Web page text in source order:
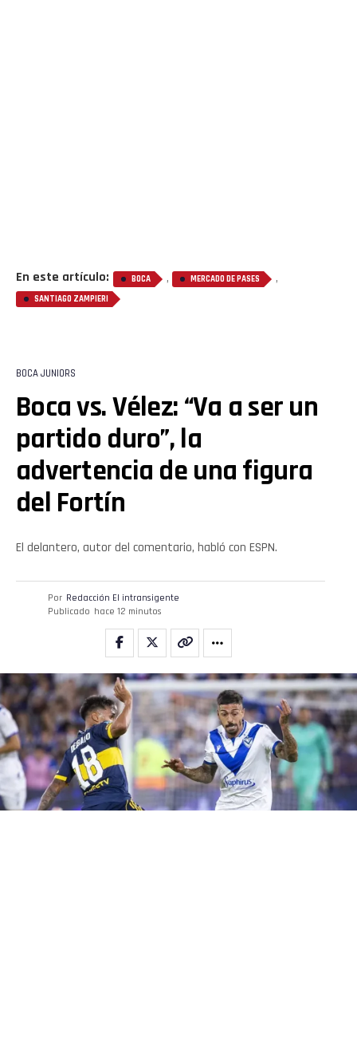
En este artículo: BOCA , MERCADO DE PASES ,
SANTIAGO ZAMPIERI
BOCA JUNIORS
Boca vs. Vélez: “Va a ser un
partido duro”, la
advertencia de una figura
del Fortín
El delantero, autor del comentario, habló con ESPN.
Por Redacción El intransigente
Publicado hace 12 minutos